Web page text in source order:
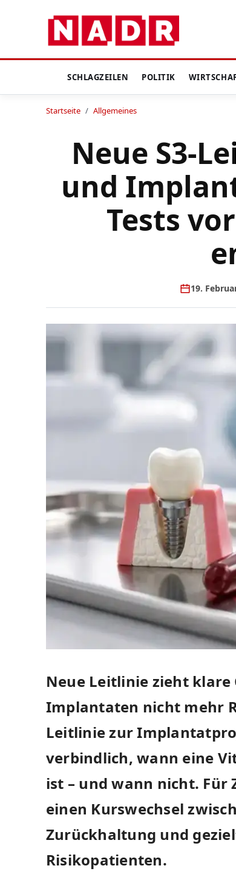
SCHLAGZEILEN POLITIK
Startseite / Allgemeines
Neue S3-
und
Tests
19.
Neue Leitlinie zieht klare
Implantaten nicht mehr
Leitlinie zur
verbindlich, wann eine
ist – und wann nicht. Für
einen Kurswechsel
Zurückhaltung und
Risikopatienten.